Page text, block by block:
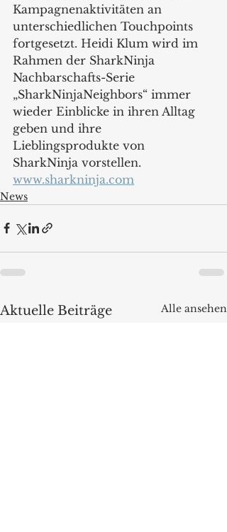
Kampagnenaktivitäten an
unterschiedlichen Touchpoints
fortgesetzt. Heidi Klum wird im
Rahmen der SharkNinja
Nachbarschafts-Serie
„SharkNinjaNeighbors“ immer
wieder Einblicke in ihren Alltag
geben und ihre
Lieblingsprodukte von
SharkNinja vorstellen.
www.sharkninja.com
News
Aktuelle Beiträge Alle ansehen